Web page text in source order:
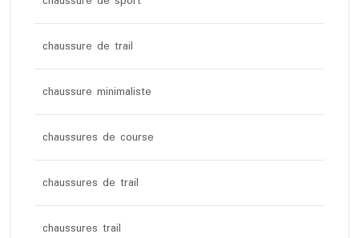
chaussure de trail
chaussure minimaliste
chaussures de course
chaussures de trail
chaussures trail